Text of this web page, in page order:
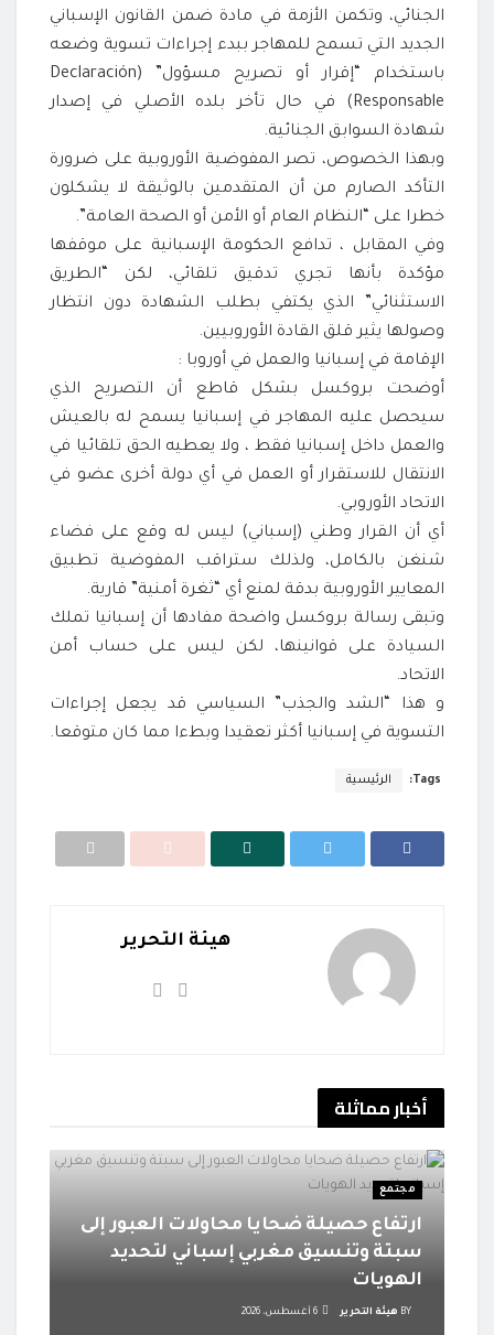
الجنائي، وتكمن الأزمة في مادة ضمن القانون الإسباني
الجديد التي تسمح للمهاجر ببدء إجراءات تسوية وضعه
باستخدام “إقرار أو تصريح مسؤول” (Declaración
Responsable) في حال تأخر بلده الأصلي في إصدار
شهادة السوابق الجنائية.
وبهذا الخصوص، تصر المفوضية الأوروبية على ضرورة
التأكد الصارم من أن المتقدمين بالوثيقة لا يشكلون
خطرا على “النظام العام أو الأمن أو الصحة العامة”.
وفي المقابل ، تدافع الحكومة الإسبانية على موقفها
مؤكدة بأنها تجري تدقيق تلقائي، لكن “الطريق
الاستثنائي” الذي يكتفي بطلب الشهادة دون انتظار
وصولها يثير قلق القادة الأوروبيين.
الإقامة في إسبانيا والعمل في أوروبا :
أوضحت بروكسل بشكل قاطع أن التصريح الذي
سيحصل عليه المهاجر في إسبانيا يسمح له بالعيش
والعمل داخل إسبانيا فقط ، ولا يعطيه الحق تلقائيا في
الانتقال للاستقرار أو العمل في أي دولة أخرى عضو في
الاتحاد الأوروبي.
أي أن القرار وطني (إسباني) ليس له وقع على فضاء
شنغن بالكامل، ولذلك ستراقب المفوضية تطبيق
المعايير الأوروبية بدقة لمنع أي “ثغرة أمنية” قارية.
وتبقى رسالة بروكسل واضحة مفادها أن إسبانيا تملك
السيادة على قوانينها، لكن ليس على حساب أمن
الاتحاد.
و هذا “الشد والجذب” السياسي قد يجعل إجراءات
التسوية في إسبانيا أكثر تعقيدا وبطءا مما كان متوقعا.
Tags: الرئيسية
هيئة التحرير
أخبارمماثلة
مجتمع
ارتفاع حصيلة ضحايا محاولات العبور إلى
سبتة وتنسيق مغربي إسباني لتحديد
الهويات
BY هيئة التحرير